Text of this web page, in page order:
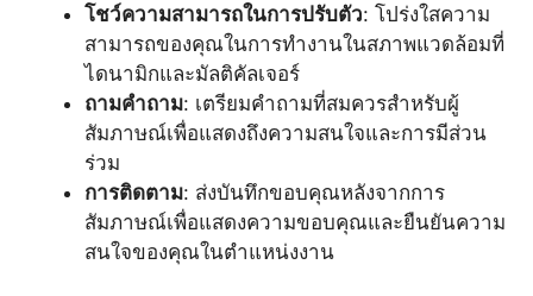
โชว์ความสามารถในการปรับตัว: โปร่งใสความ
สามารถของคุณในการทำงานในสภาพแวดล้อมที่
ไดนามิกและมัลติคัลเจอร์
ถามคำถาม: เตรียมคำถามที่สมควรสำหรับผู้
สัมภาษณ์เพื่อแสดงถึงความสนใจและการมีส่วน
ร่วม
การติดตาม: ส่งบันทึกขอบคุณหลังจากการ
สัมภาษณ์เพื่อแสดงความขอบคุณและยืนยันความ
สนใจของคุณในตำแหน่งงาน